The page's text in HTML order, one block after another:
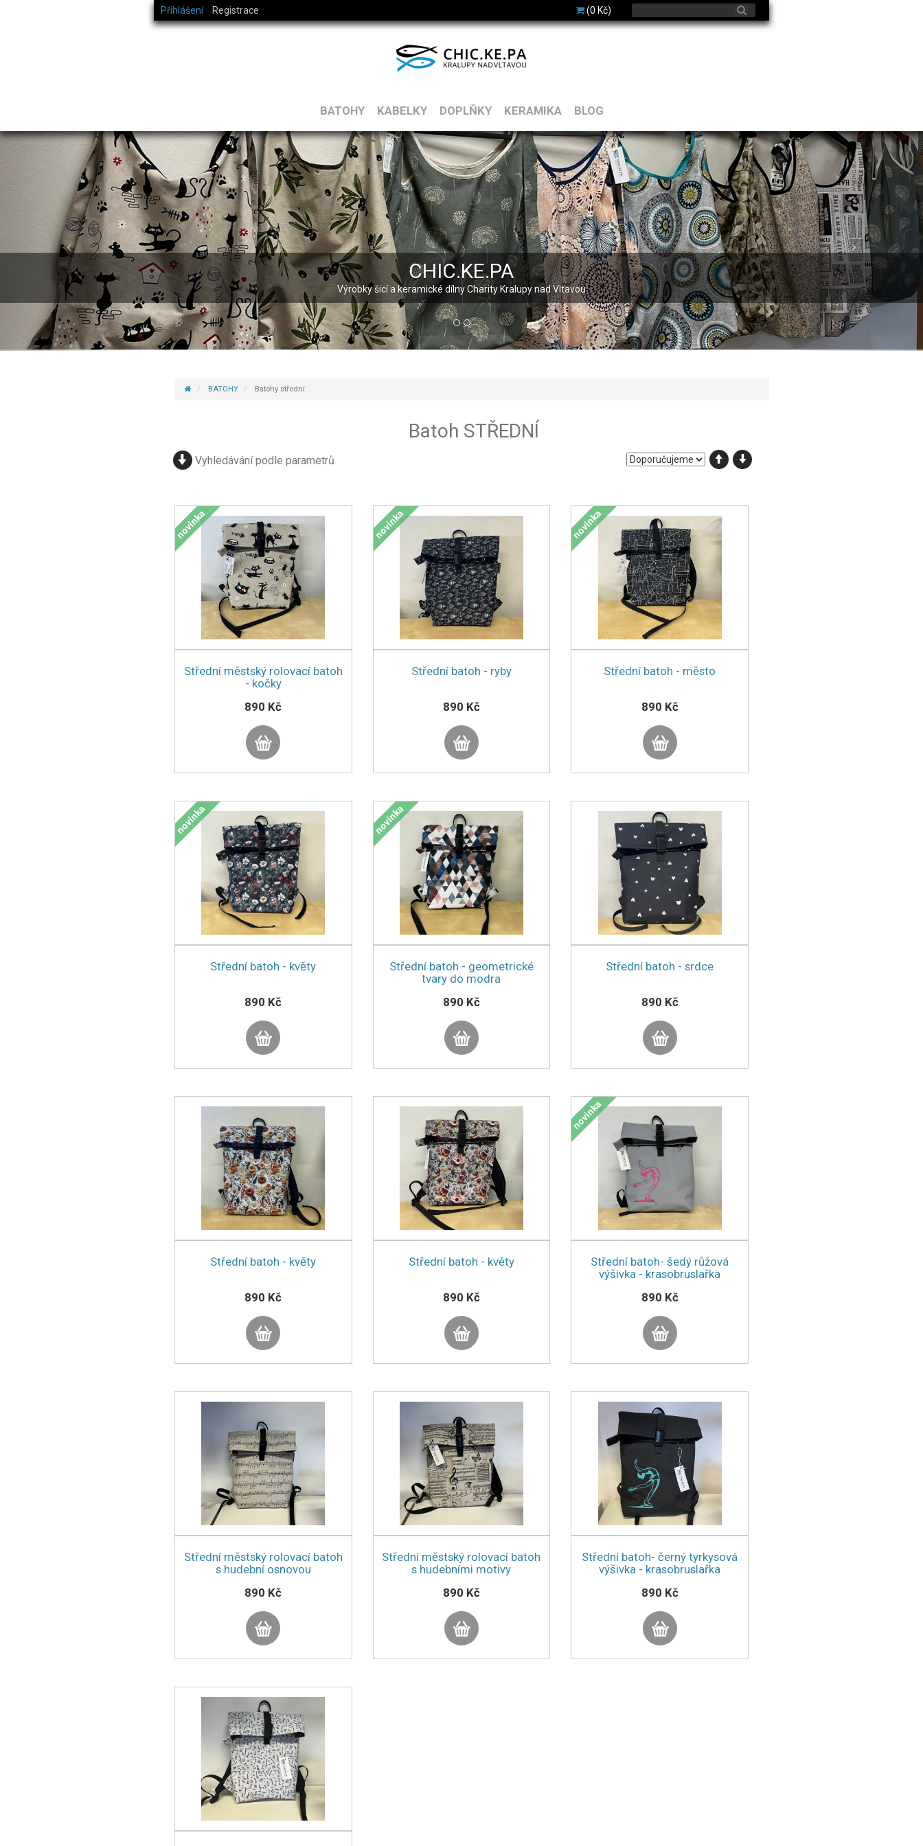
Přihlášení Registrace (0 Kč)
BATOHY KABELKY DOPLŇKY KERAMIKA BLOG
CHIC.KE.PA
Výrobky šicí a keramické dílny Charity Kralupy nad Vltavou
BATOHY Batohy střední
Batoh STŘEDNÍ
Vyhledávání podle parametrů
novinka
Střední městský rolovací batoh
- kočky
890 Kč
novinka
Střední batoh - ryby
890 Kč
novinka
Střední batoh - město
890 Kč
novinka
Střední batoh - květy
890 Kč
novinka
Střední batoh - geometrické
tvary do modra
890 Kč
Střední batoh - srdce
890 Kč
Střední batoh - květy
890 Kč
Střední batoh - květy
890 Kč
novinka
Střední batoh- šedý růžová
výšivka - krasobruslařka
890 Kč
Střední městský rolovací batoh
s hudební osnovou
890 Kč
Střední městský rolovací batoh
s hudebními motivy
890 Kč
Střední batoh- černý tyrkysová
výšivka - krasobruslařka
890 Kč